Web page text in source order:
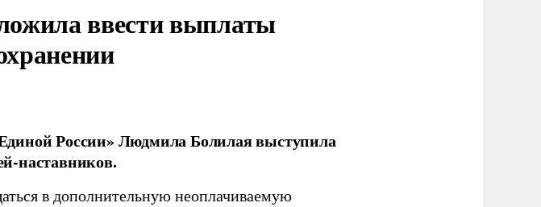
ввести выплаты
России» Людмила Болилая выступила
наставников.
в дополнительную неоплачиваемую